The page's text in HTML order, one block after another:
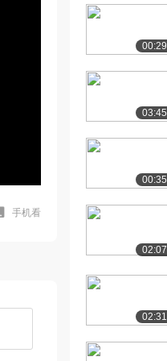
手机看
00:29
03:45
00:35
02:07
02:31